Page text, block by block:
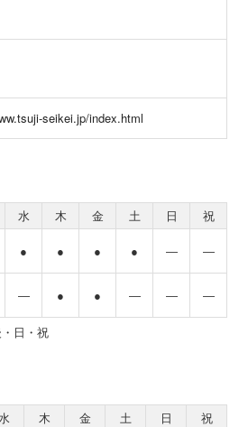
seikei.jp/index.html
水 木 金 土 日
祝
● ● ● ● ― ―
― ● ● ― ― ―
日・祝
木 金 土 日
祝